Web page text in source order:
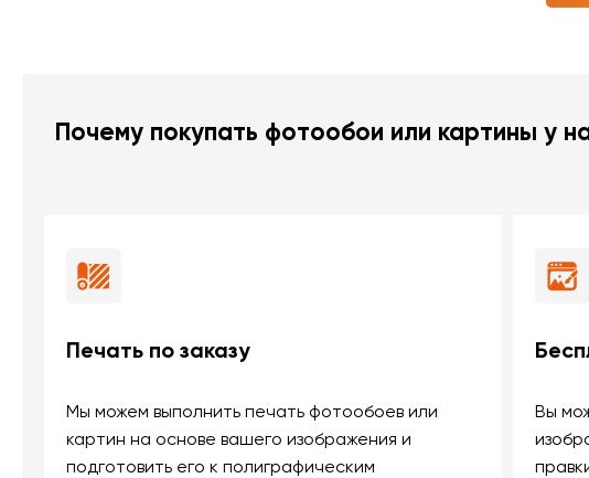
Почему покупать фотообои или картины у
Печать по заказу
Мы можем выполнить печать фотообоев или
картин на основе вашего изображения и
подготовить его к полиграфическим
Вы